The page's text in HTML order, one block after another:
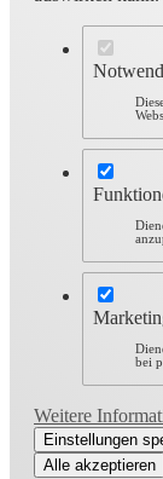
bei
Weitere